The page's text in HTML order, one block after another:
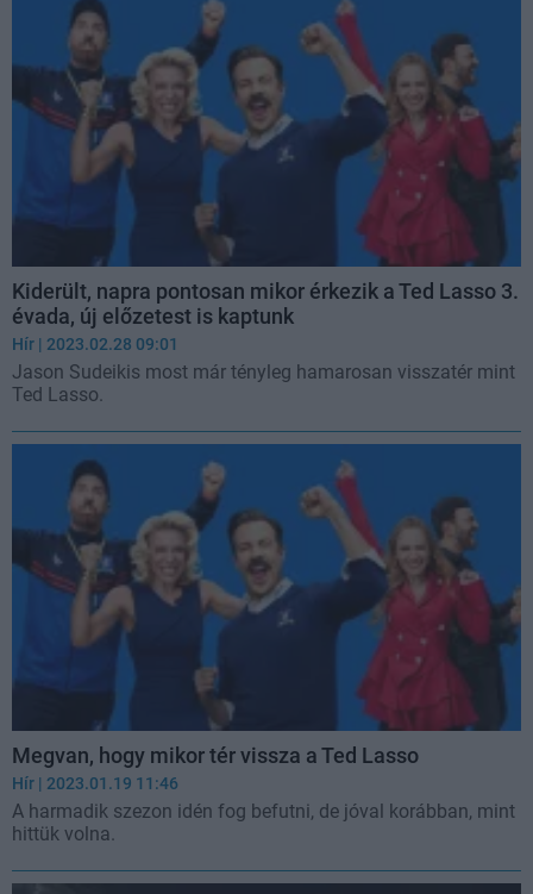
Kiderült, napra pontosan mikor érkezik a Ted Lasso 3.
évada, új előzetest is kaptunk
Hír | 2023.02.28 09:01
Jason Sudeikis most már tényleg hamarosan visszatér mint
Ted Lasso.
Megvan, hogy mikor tér vissza a Ted Lasso
Hír | 2023.01.19 11:46
A harmadik szezon idén fog befutni, de jóval korábban, mint
hittük volna.